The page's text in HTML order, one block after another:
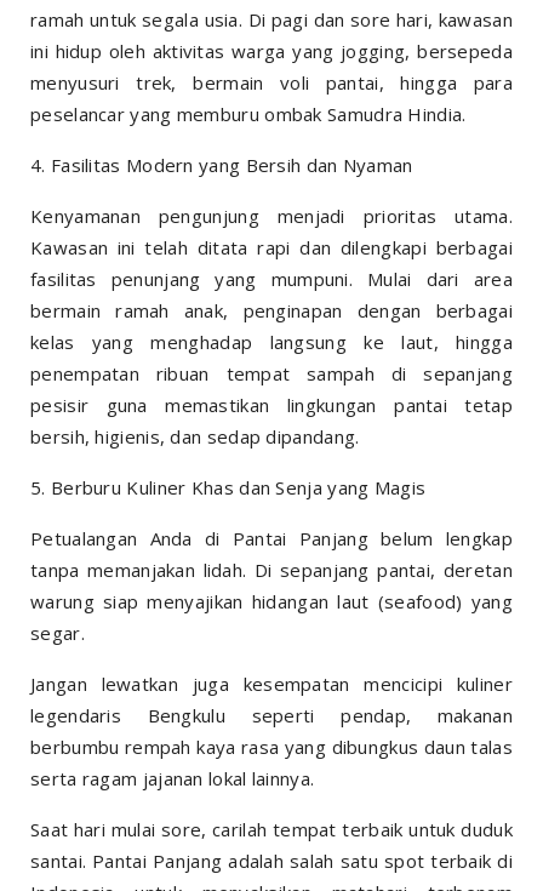
ramah untuk segala usia. Di pagi dan sore hari, kawasan
ini hidup oleh aktivitas warga yang jogging, bersepeda
menyusuri trek, bermain voli pantai, hingga para
peselancar yang memburu ombak Samudra Hindia.
4. Fasilitas Modern yang Bersih dan Nyaman
Kenyamanan pengunjung menjadi prioritas utama.
Kawasan ini telah ditata rapi dan dilengkapi berbagai
fasilitas penunjang yang mumpuni. Mulai dari area
bermain ramah anak, penginapan dengan berbagai
kelas yang menghadap langsung ke laut, hingga
penempatan ribuan tempat sampah di sepanjang
pesisir guna memastikan lingkungan pantai tetap
bersih, higienis, dan sedap dipandang.
5. Berburu Kuliner Khas dan Senja yang Magis
Petualangan Anda di Pantai Panjang belum lengkap
tanpa memanjakan lidah. Di sepanjang pantai, deretan
warung siap menyajikan hidangan laut (seafood) yang
segar.
Jangan lewatkan juga kesempatan mencicipi kuliner
legendaris Bengkulu seperti pendap, makanan
berbumbu rempah kaya rasa yang dibungkus daun talas
serta ragam jajanan lokal lainnya.
Saat hari mulai sore, carilah tempat terbaik untuk duduk
santai. Pantai Panjang adalah salah satu spot terbaik di